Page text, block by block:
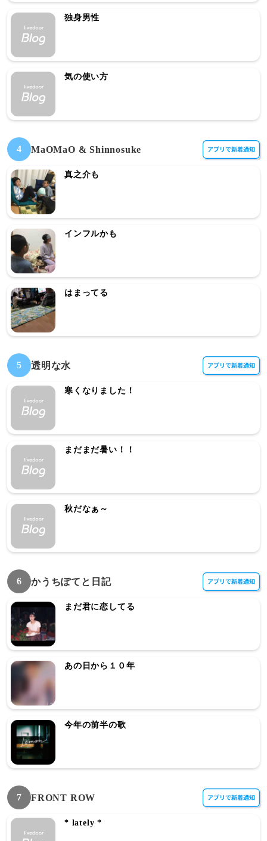
独身男性
気の使い方
4 MaOMaO & Shinnosuke
真之介も
インフルかも
はまってる
5 透明な水
寒くなりました！
まだまだ暑い！！
秋だなぁ～
6 かうちぽてと日記
まだ君に恋してる
あの日から１０年
今年の前半の歌
7 FRONT ROW
* lately *